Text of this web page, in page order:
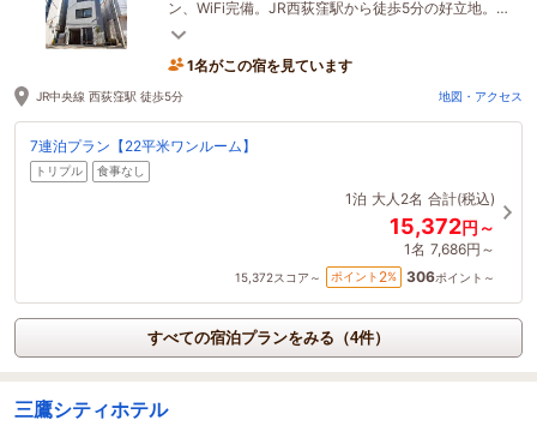
ン、WiFi完備。JR西荻窪駅から徒歩5分の好立地。コ
ンビニやスーパーなども近くにあり大変便利です。
1名がこの宿を見ています
JR中央線 西荻窪駅 徒歩5分 地図・アクセス
7連泊プラン【22平米ワンルーム】
トリプル 食事なし
1泊 大人2名 合計(税込)
15,372円～
1名 7,686円～
15,372スコア～ ポイント 2% 306ポイント～
すべての宿泊プランをみる（4件）
三鷹シティホテル